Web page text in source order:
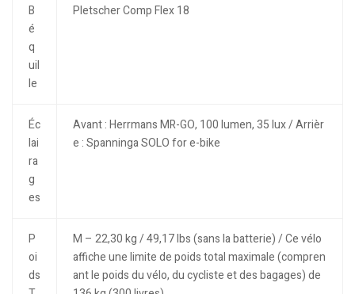
B
é
q
uil
le
Pletscher Comp Flex 18
Éc
lai
ra
g
es
Avant : Herrmans MR-GO, 100 lumen, 35 lux / Arrièr
e : Spanninga SOLO for e-bike
P
oi
ds
M – 22,30 kg / 49,17 lbs (sans la batterie) / Ce vélo
affiche une limite de poids total maximale (compren
ant le poids du vélo, du cycliste et des bagages) de